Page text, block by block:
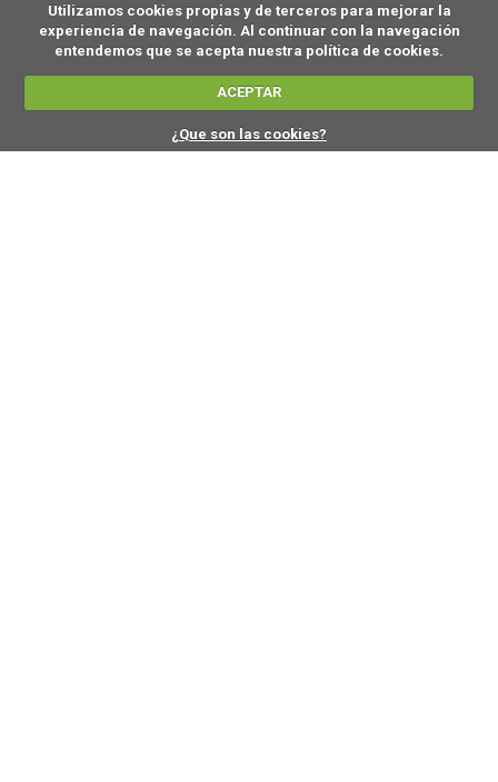
Utilizamos cookies propias y de terceros para mejorar la
experiencia de navegación. Al continuar con la navegación
entendemos que se acepta nuestra política de cookies.
ACEPTAR
¿Que son las cookies?